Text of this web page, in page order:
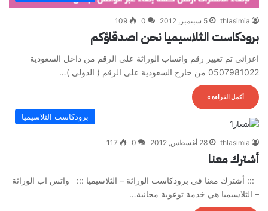
thlasimia 5 سبتمبر, 2012 0
109
برودكاست الثلاسيميا نحن اصدقاؤكم
اعزائي تم تغيير رقم واتساب الوراثة على الرقم من داخل السعودية
0507981022 من خارج السعودية على الرقم ( الدولي )…
أكمل القراءة »
برودكاست الثلاسيميا
thlasimia 28 أغسطس, 2012 0
117
أشترك معنا
::: أشترك معنا في برودكاست الوراثة – الثلاسيميا ::: واتس اب الوراثة
– الثلاسيميا هي خدمة توعوية مجانية…